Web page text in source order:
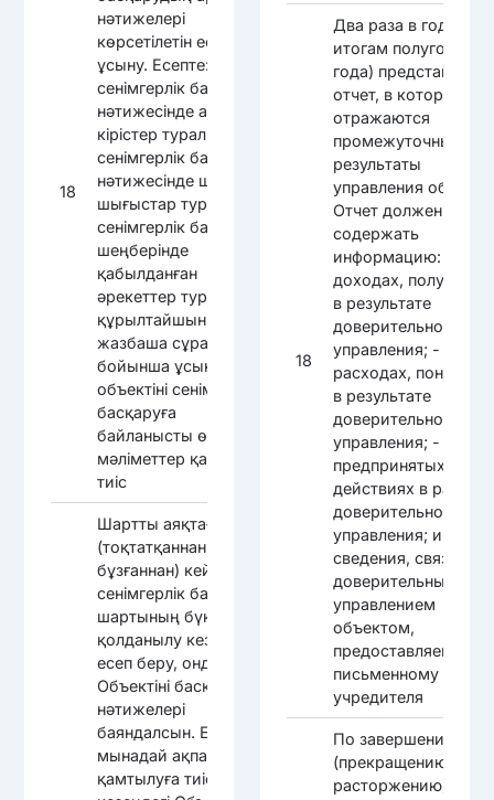
18
нәтижелері
көрсетілетін есепті
ұсыну. Есепте: -
сенімгерлік басқару
нәтижесінде алынған
кірістер туралы; -
сенімгерлік басқару
нәтижесінде шеккен
шығыстар туралы; -
сенімгерлік басқару
шеңберінде
қабылданған
әрекеттер туралы;
құрылтайшының
жазбаша сұрау салуы
бойынша ұсынылатын
объектіні сенімгерлік
басқаруға
байланысты өзге де
мәліметтер қамтылуға
тиіс
Шартты аяқтағаннан
(тоқтатқаннан,
бұзғаннан) кейін
сенімгерлік басқару
шартының бүкіл
қолданылу кезеңі үшін
есеп беру, онда
Объектіні басқару
нәтижелері
баяндалсын. Есепте
мынадай ақпарат
қамтылуға тиіс: - бүкіл
18
Два раза в год (по
итогам полугодия и
года) представлять
отчет, в котором
отражаются
промежуточные
результаты
управления
Отчет должен
содержать
информацию: - о
доходах,
в результате
доверительного
управления; - о
расходах,
в результате
доверительного
управления; - о
предпринятых
действиях в рамках
доверительного
управления; иные
сведения,
доверительным
управлением
объектом,
предоставляемые
письменному
учредителя
По завершению
(прекращению,
расторжению)